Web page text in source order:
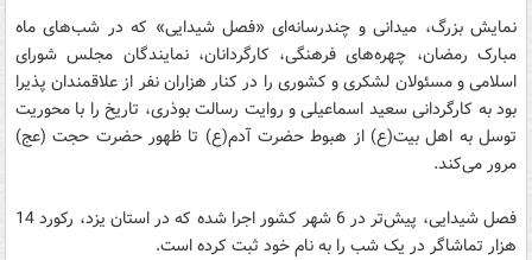
نمایش بزرگ، میدانی و چندرسانه‌ای «فصل شیدایی» که در شب‌های ماه
مبارک رمضان، چهره‌های فرهنگی، کارگردانان، نمایندگان مجلس شورای
اسلامی و مسئولان لشکری و کشوری را در کنار هزاران نفر از علاقمندان پذیرا
بود به کارگردانی سعید اسماعیلی و روایت رسالت بوذری، تاریخ را با محوریت
توسل به اهل بیت(ع) از هبوط حضرت آدم(ع) تا ظهور حضرت حجت (عج)
مرور می‌کند.
فصل شیدایی، پیش‌تر در 6 شهر کشور اجرا شده که در استان یزد، رکورد 14
هزار تماشاگر در یک شب را به نام خود ثبت کرده است.